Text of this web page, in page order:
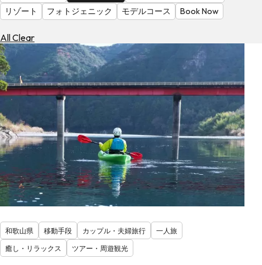
リゾート
フォトジェニック モデルコース Book Now
All Clear
和歌山県 移動手段 カップル・夫婦旅行
一人旅
癒し・リラックス
ツアー・周遊観光